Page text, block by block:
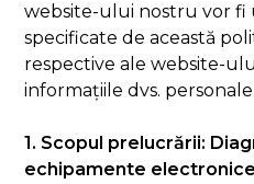
website-ului nostru vor fi
specificate de această
respective ale website-
informațiile dvs.
1. Scopul prelucrării:
echipamente